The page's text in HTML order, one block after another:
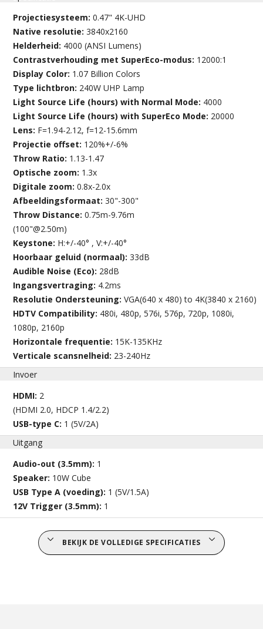
Projectiesysteem:0.47" 4K-UHD
Native resolutie:3840x2160
Helderheid: 4000 (ANSI Lumens)
Contrastverhouding met SuperEco-modus: 12000:1
Display Color: 1.07 Billion Colors
Type lichtbron: 240W UHP Lamp
Light Source Life (hours) with Normal Mode: 4000
Light Source Life (hours) with SuperEco Mode: 20000
Lens: F=1.94-2.12, f=12-15.6mm
Projectie offset: 120%+/-6%
Throw Ratio: 1.13-1.47
Optische zoom: 1.3x
Digitale zoom:0.8x-2.0x
Afbeeldingsformaat:30"-300"
Throw Distance:0.75m-9.76m
(100"@2.50m)
Keystone: H:+/-40° , V:+/-40°
Hoorbaar geluid (normaal):33dB
Audible Noise (Eco): 28dB
Ingangsvertraging: 4.2ms
Resolutie Ondersteuning:VGA(640 x 480) to 4K(3840 x 2160)
HDTV Compatibility: 480i, 480p, 576i, 576p, 720p, 1080i,
1080p, 2160p
Horizontale frequentie: 15K-135KHz
Verticale scansnelheid: 23-240Hz
Invoer
HDMI: 2
(HDMI 2.0, HDCP 1.4/2.2)
USB-type C: 1 (5V/2A)
Uitgang
Audio-out (3.5mm): 1
Speaker: 10W Cube
USB Type A (voeding): 1 (5V/1.5A)
12V Trigger (3.5mm): 1
BEKIJK DE VOLLEDIGE SPECIFICATIES